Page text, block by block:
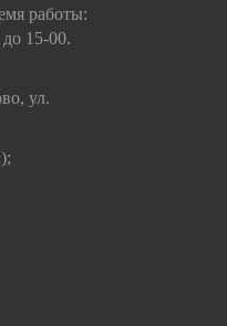
работы:
15-00.
ул.